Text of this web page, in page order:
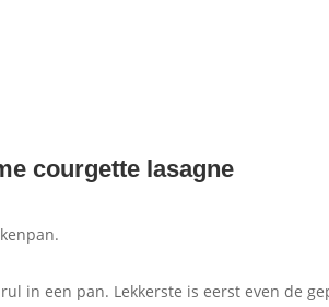
courgette lasagne
in een pan. Lekkerste is eerst even de